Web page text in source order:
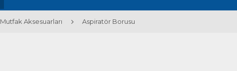
Mutfak Aksesuarları Aspiratör Borusu